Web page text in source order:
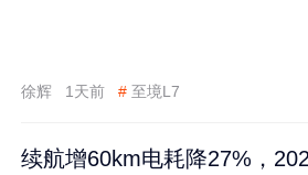
徐辉 1天前 # 至境L7
续航增60km电耗降27%，